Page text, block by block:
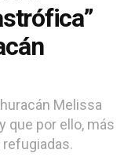
Melissa
que por ello, más